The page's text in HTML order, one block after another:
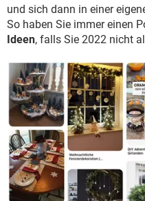
und sich dann in einer
So haben Sie immer einen
Ideen, falls Sie 2022 nicht